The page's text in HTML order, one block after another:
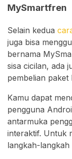
MySmartfren
Selain kedua
juga bisa
bernama
sisa cicilan, ada
pembelian paket
Kamu dapat
pengguna
antarmuka
interaktif. Untuk
langkah-langkah